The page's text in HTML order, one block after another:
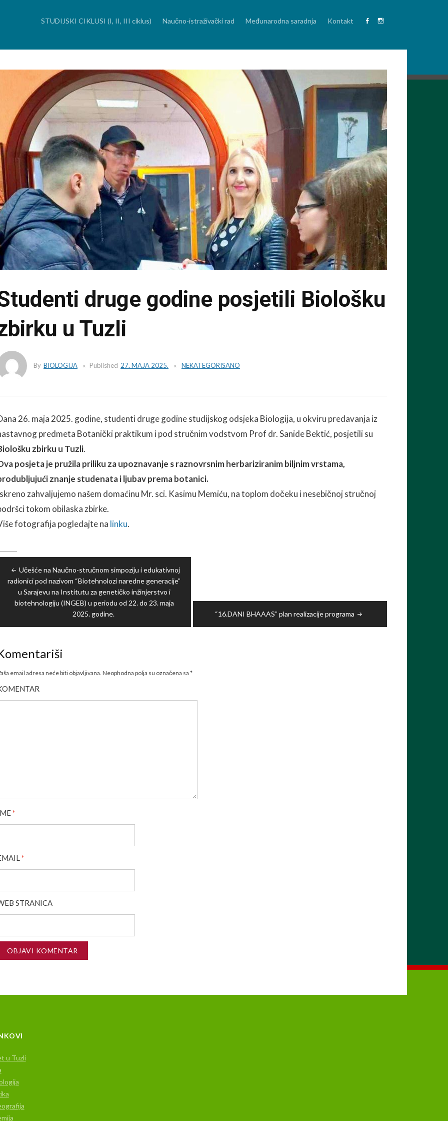
content
STUDIJSKI CIKLUSI (I, II, III ciklus) Naučno-istraživački rad Međunarodna saradnja Kontakt
druge godine posjetili Biološku
u Tuzli
By BIOLOGIJA Published 27. MAJA 2025. NEKATEGORISANO
26. maja 2025. godine, studenti druge godine studijskog odsjeka Biologija, u okviru predavanja iz
predmeta Botanički praktikum i pod stručnim vodstvom Prof dr. Sanide Bektić, posjetili su
zbirku u Tuzli.
posjeta je pružila priliku za upoznavanje s raznovrsnim herbariziranim biljnim vrstama,
znanje studenata i ljubav prema botanici.
zahvaljujemo našem domaćinu Mr. sci. Kasimu Memiću, na toplom dočeku i nesebičnoj stručnoj
tokom obilaska zbirke.
fotografija pogledajte na linku.
Učešće na Naučno-stručnom simpoziju i edukativnoj
radionici pod nazivom “Biotehnolozi naredne generacije”
u Sarajevu na Institutu za genetičko inžinjerstvo i
biotehnologiju (INGEB) u periodu od 22. do 23. maja
2025. godine.
“16.DANI BHAAAS” plan realizacije programa
email adresa neće biti objavljivana. Neophodna polja su označena sa *
*
*
STRANICA
u Tuzli